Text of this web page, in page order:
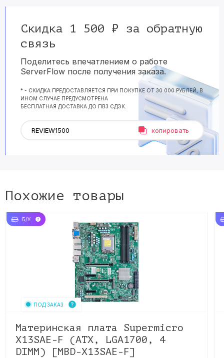
Скидка 1 500 ₽ за обратную
связь
Поделитесь впечатлением о работе
ServerFlow после получения заказа.
* - СКИДКА ПРЕДОСТАВЛЯЕТСЯ ПРИ ПОКУПКЕ ОТ 30 000 РУБЛЕЙ, В
ИНОМ СЛУЧАЕ ПРЕДУСМОТРЕНА
БЕСПЛАТНАЯ ДОСТАВКА ДО ПВЗ СДЭК.
копировать
Похожие товары
Б/У
ПОД ЗАКАЗ
Материнская плата Supermicro
X13SAE-F (ATX, LGA1700, 4
DIMM) [MBD-X13SAE-F]